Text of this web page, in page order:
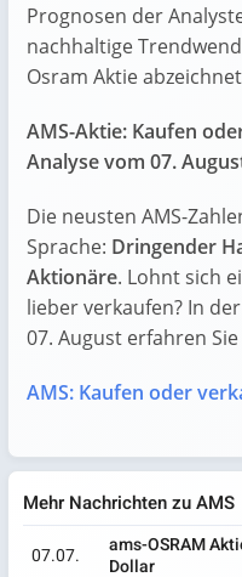
Prognosen der
nachhaltige
Osram Aktie
AMS-Aktie: Kaufen
Analyse vom 07.
Die neusten AMS-
Sprache: Dringender
Aktionäre. Lohnt sich
lieber verkaufen? In
07. August erfahren
AMS: Kaufen oder
Mehr Nachrichten zu AMS
07.07.
ams-OSRAM
Dollar